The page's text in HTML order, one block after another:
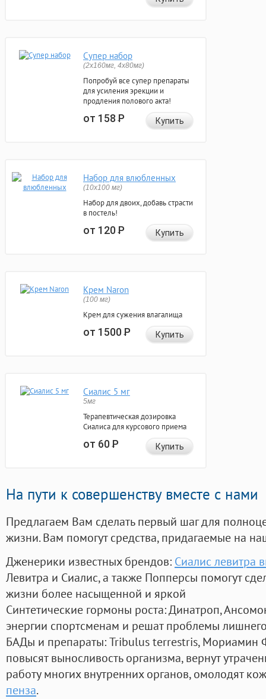
Супер набор
(2х160мг, 4х80мг)
Попробуй все супер препараты
для усиления эрекции и
продления полового акта!
от 158Р Купить
Набор для влюбленных
(10х100 мг)
Набор для двоих, добавь страсти
в постель!
от 120Р Купить
Крем Naron
(100 мг)
Крем для сужения влагалища
от 1500Р Купить
Сиалис 5 мг
5мг
Терапевтическая дозировка
Сиалиса для курсового приема
от 60Р Купить
На пути к совершенству вместе с нами
Предлагаем Вам сделать первый шаг для
жизни. Вам помогут средства, придагаемые на
Дженерики известных брендов: Сиалис левитра
Левитра и Сиалис, а также Попперсы помогут
жизни более насыщенной и яркой
Синтетические гормоны роста: Динатроп,
энергии спортсменам и решат проблемы
БАДы и препараты:Tribulus terrestris, Мориамин
повысят выносливость организма, вернут
работу многих внутренних органов, омолодят
пенза.